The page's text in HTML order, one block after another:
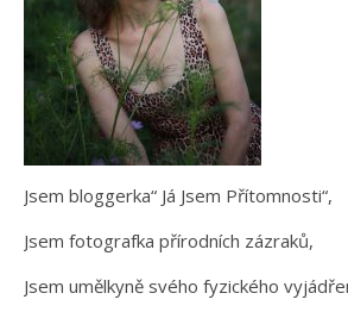
Jsem bloggerka“ Já Jsem Přítomnosti“,
Jsem fotografka přírodních zázraků,
Jsem umělkyně svého fyzického